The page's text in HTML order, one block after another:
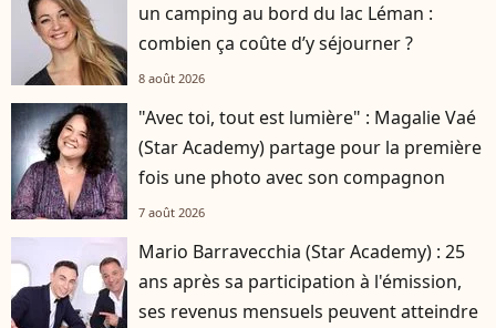
un camping au bord du lac Léman :
combien ça coûte d’y séjourner ?
8 août 2026
"Avec toi, tout est lumière" : Magalie Vaé
(Star Academy) partage pour la première
fois une photo avec son compagnon
7 août 2026
Mario Barravecchia (Star Academy) : 25
ans après sa participation à l'émission,
ses revenus mensuels peuvent atteindre